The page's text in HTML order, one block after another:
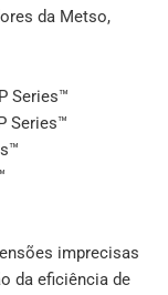
da Metso,
Series™
Series™
imprecisas
da eficiência de